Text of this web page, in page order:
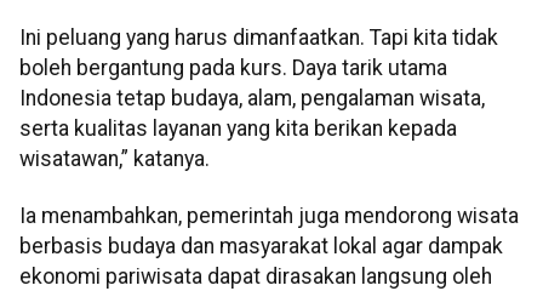
Ini peluang yang harus dimanfaatkan. Tapi kita tidak
boleh bergantung pada kurs. Daya tarik utama
Indonesia tetap budaya, alam, pengalaman wisata,
serta kualitas layanan yang kita berikan kepada
wisatawan,” katanya.
Ia menambahkan, pemerintah juga mendorong wisata
berbasis budaya dan masyarakat lokal agar dampak
ekonomi pariwisata dapat dirasakan langsung oleh